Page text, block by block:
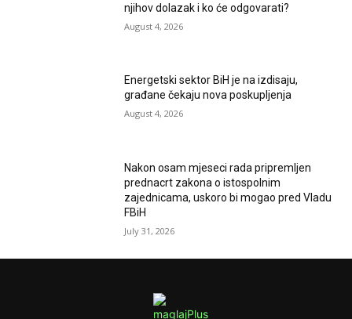
njihov dolazak i ko će odgovarati?
August 4, 2026
Energetski sektor BiH je na izdisaju,
građane čekaju nova poskupljenja
August 4, 2026
Nakon osam mjeseci rada pripremljen
prednacrt zakona o istospolnim
zajednicama, uskoro bi mogao pred Vladu
FBiH
July 31, 2026